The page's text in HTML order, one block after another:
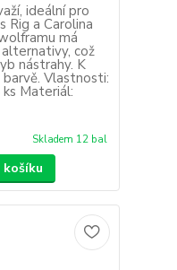
ideální pro
Rig a Carolina
má
což
nástrahy. K
Vlastnosti:
Materiál:
Skladem 12 bal